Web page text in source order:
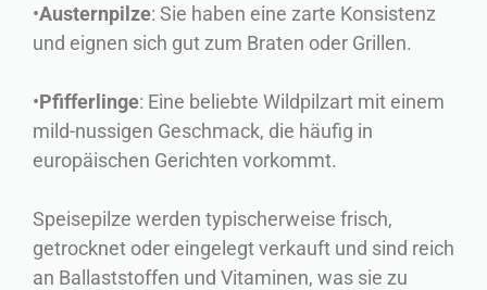
•Austernpilze: Sie haben eine zarte Konsistenz
und eignen sich gut zum Braten oder Grillen.
•Pfifferlinge: Eine beliebte Wildpilzart mit einem
mild-nussigen Geschmack, die häufig in
europäischen Gerichten vorkommt.
Speisepilze werden typischerweise frisch,
getrocknet oder eingelegt verkauft und sind reich
an Ballaststoffen und Vitaminen, was sie zu